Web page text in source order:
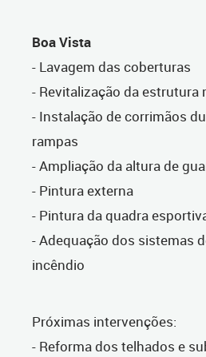
Boa Vista
- Lavagem das coberturas
- Revitalização da estrutura
- Instalação de corrimãos
rampas
- Ampliação da altura de
- Pintura externa
- Pintura da quadra
- Adequação dos sistemas
incêndio
Próximas intervenções:
- Reforma dos telhados e